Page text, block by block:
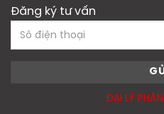
Đăng ký tư vấn
ĐẠI LÝ